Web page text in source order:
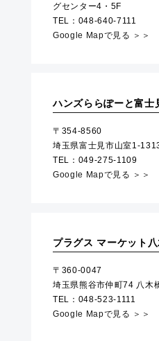
グセンター4・5F
TEL：048-640-7111
Google Mapで見る ＞＞
ハンズららぽーと富士
〒354-8560
埼玉県富士見市山室1-
TEL：049-275-1109
Google Mapで見る ＞＞
プラグス マーケット
〒360-0047
埼玉県熊谷市仲町74 八木
TEL：048-523-1111
Google Mapで見る ＞＞